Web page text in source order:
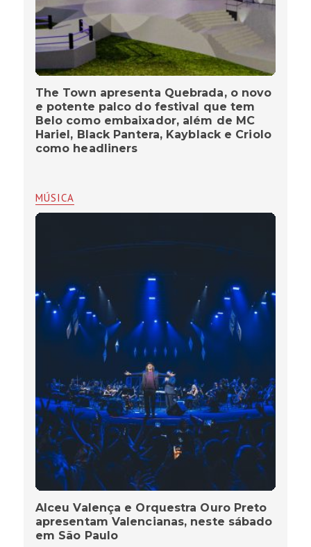
The Town apresenta Quebrada, o novo
e potente palco do festival que tem
Belo como embaixador, além de MC
Hariel, Black Pantera, Kayblack e Criolo
como headliners
MÚSICA
Alceu Valença e Orquestra Ouro Preto
apresentam Valencianas, neste sábado
em São Paulo